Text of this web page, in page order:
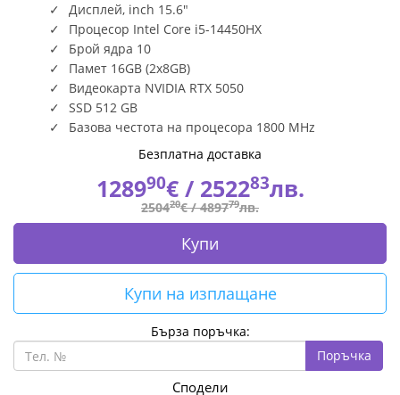
Дисплей, inch 15.6"
Процесор Intel Core i5-14450HX
Брой ядра 10
Памет 16GB (2x8GB)
Видеокарта NVIDIA RTX 5050
SSD 512 GB
Базова честота на процесора 1800 MHz
Безплатна доставка
128990€ / 252283лв.
250420€ /489779лв.
Купи
Купи на изплащане
Бърза поръчка:
Поръчка
Сподели